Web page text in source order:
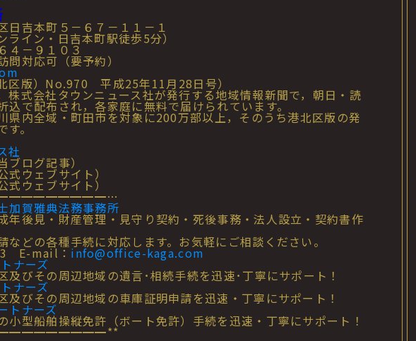
日吉本町５－６７－１１－１
日吉本町駅徒歩5分）
４－９１０３
対応可（要予約）
区版）No.970 平成25年11月28日号）
株式会社タウンニュース社が発行する地域情報新聞で，朝日・読
込で配布され，各家庭に無料で届けられています。
県内全域・町田市を対象に200万部以上，そのうち港北区版の発
す。
社
当ブログ記事）
式ウェブサイト）
式ウェブサイト）
加賀雅典法務事務所
年後見・財産管理・見守り契約・死後事務・法人設立・契約書作
どの各種手続に対応します。お気軽にご相談ください。
E-mail：info@office-kaga.com
ナーズ
びその周辺地域の遺言･相続手続を迅速･丁寧にサポート！
ナーズ
びその周辺地域の車庫証明申請を迅速・丁寧にサポート！
トナーズ
型船舶操縦免許（ボート免許）手続を迅速・丁寧にサポート！